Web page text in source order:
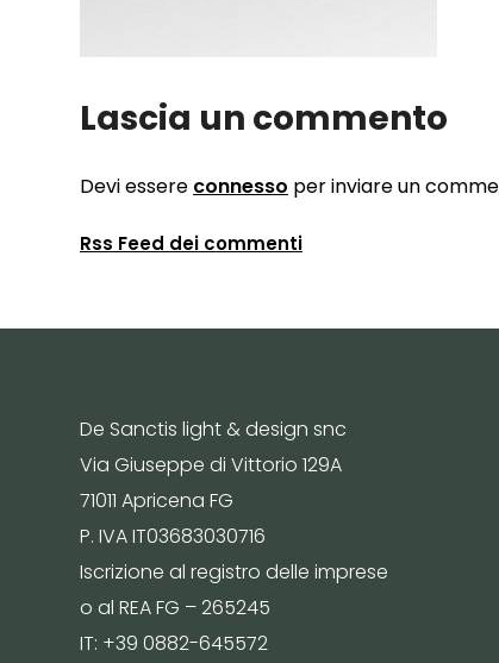
Lascia un commento
Devi essere connesso per inviare un
Rss Feed dei commenti
De Sanctis light & design snc
Via Giuseppe di Vittorio 129A
71011 Apricena FG
P. IVA IT03683030716
Iscrizione al registro delle imprese
o al REA FG – 265245
IT: +39 0882-645572